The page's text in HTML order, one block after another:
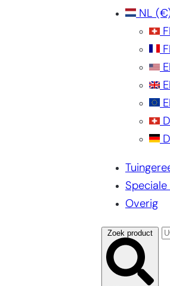
NL
Overig
Zoek product